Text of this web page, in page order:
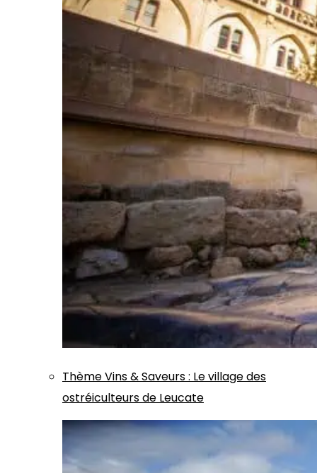
ThèmeVins & Saveurs: Le village des
ostréiculteurs de Leucate